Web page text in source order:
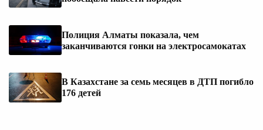
Полиция Алматы показала, чем
заканчиваются гонки на электросамокатах
В Казахстане за семь месяцев в ДТП погибло
176 детей